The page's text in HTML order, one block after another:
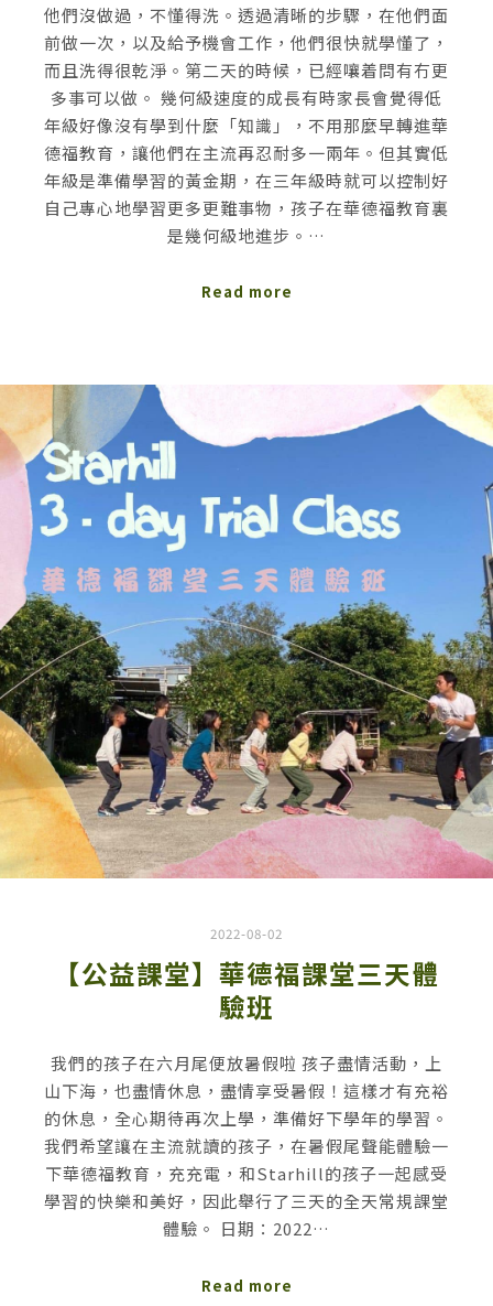
他們沒做過，不懂得洗。透過清晰的步驟，在他們面
前做一次，以及給予機會工作，他們很快就學懂了，
而且洗得很乾淨。第二天的時候，已經嚷着問有冇更
多事可以做。 幾何級速度的成長有時家長會覺得低
年級好像沒有學到什麼「知識」，不用那麼早轉進華
德福教育，讓他們在主流再忍耐多一兩年。但其實低
年級是準備學習的黃金期，在三年級時就可以控制好
自己專心地學習更多更難事物，孩子在華德福教育裏
是幾何級地進步。…
Read more
2022-08-02
【公益課堂】華德福課堂三天體
驗班
我們的孩子在六月尾便放暑假啦 孩子盡情活動，上
山下海，也盡情休息，盡情享受暑假！這樣才有充裕
的休息，全心期待再次上學，準備好下學年的學習。
我們希望讓在主流就讀的孩子，在暑假尾聲能體驗一
下華德福教育，充充電，和Starhill的孩子一起感受
學習的快樂和美好，因此舉行了三天的全天常規課堂
體驗。 日期：2022…
Read more